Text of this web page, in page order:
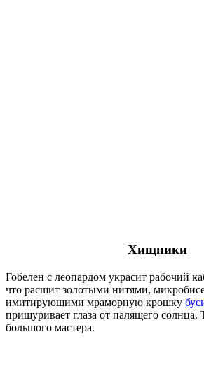
Хищники
Гобелен с леопардом украсит рабочий
что расшит золотыми нитями,
имитирующими мраморную крошку
прищуривает глаза от палящего солнца.
большого мастера.